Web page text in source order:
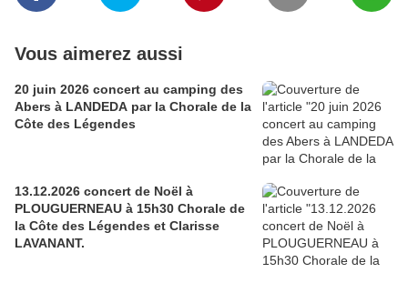
Vous aimerez aussi
20 juin 2026 concert au camping des
Abers à LANDEDA par la Chorale de la
Côte des Légendes
13.12.2026 concert de Noël à
PLOUGUERNEAU à 15h30 Chorale de
la Côte des Légendes et Clarisse
LAVANANT.